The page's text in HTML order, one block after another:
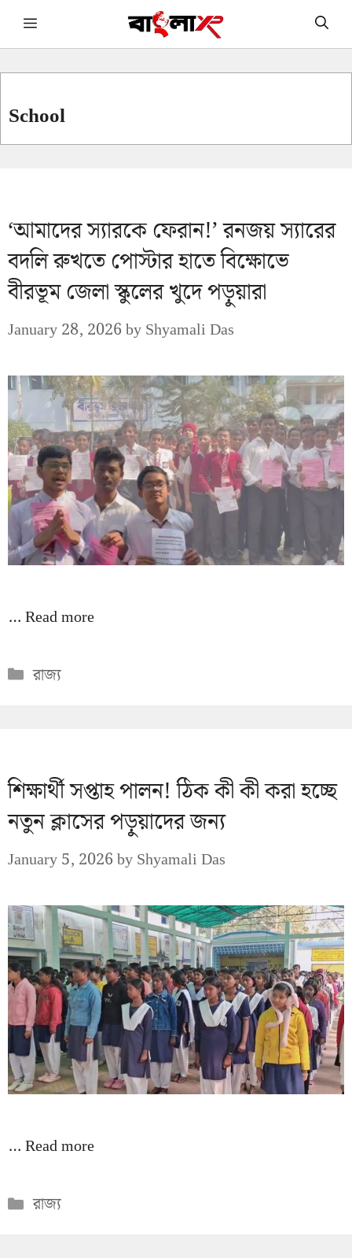
Skip Menu
School
‘আমাদের স্যারকে ফেরান!’ রনজয় স্যারের
বদলি রুখতে পোস্টার হাতে বিক্ষোভে
বীরভূম জেলা স্কুলের খুদে পড়ুয়ারা
January 28, 2026byShyamali Das
…Read more
Categories
রাজ্য
শিক্ষার্থী সপ্তাহ পালন! ঠিক কী কী করা হচ্ছে
নতুন ক্লাসের পড়ুয়াদের জন্য
January 5, 2026byShyamali Das
…Read more
Categories
রাজ্য